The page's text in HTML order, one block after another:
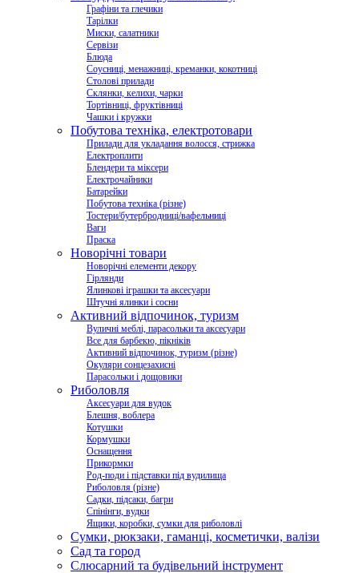
Графіни та глечики
Тарілки
Миски, салатники
Сервізи
Блюда
Соусниці, менажниці, креманки, кокотниці
Столові прилади
Склянки, келихи, чарки
Тортівниці, фруктівниці
Чашки і кружки
Побутова техніка, електротовари
Прилади для укладання волосся, стрижка
Електроплити
Блендери та міксери
Електрочайники
Батарейки
Побутова техніка (різне)
Тостери/бутербродниці/вафельниці
Ваги
Праска
Новорічні товари
Новорічні елементи декору
Гірлянди
Ялинкові іграшки та аксесуари
Штучні ялинки і сосни
Активний відпочинок, туризм
Вуличні меблі, парасольки та аксесуари
Все для барбекю, пікніків
Активний відпочинок, туризм (різне)
Окуляри сонцезахисні
Парасольки і дощовики
Риболовля
Аксесуари для вудок
Блешня, воблера
Котушки
Кормушки
Оснащення
Прикормки
Род-поди і підставки під вудилища
Риболовля (різне)
Садки, підсаки, багри
Спінінги, вудки
Ящики, коробки, сумки для риболовлі
Сумки, рюкзаки, гаманці, косметички, валізи
Сад та город
Слюсарний та будівельний інструмент